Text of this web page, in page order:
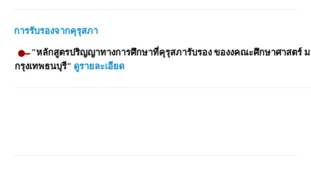
การรับรองจากคุรุสภา
"หลักสูตรปริญญาทางการศึกษาที่คุรุสภารับรอง ของงคณะศึกษาศาสตร์
กรุงเทพธนบุรี" ดูรายละเอียด